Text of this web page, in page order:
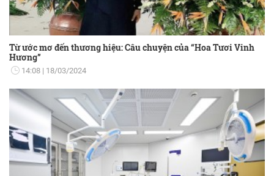
Từ ước mơ đến thương hiệu: Câu chuyện của “Hoa Tươi Vinh
Hương”
14:08 18/03/2024